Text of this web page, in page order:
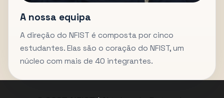
A nossa equipa
A direção do NFIST é composta por cinco
estudantes. Elas são o coração do NFIST, um
núcleo com mais de 40 integrantes.